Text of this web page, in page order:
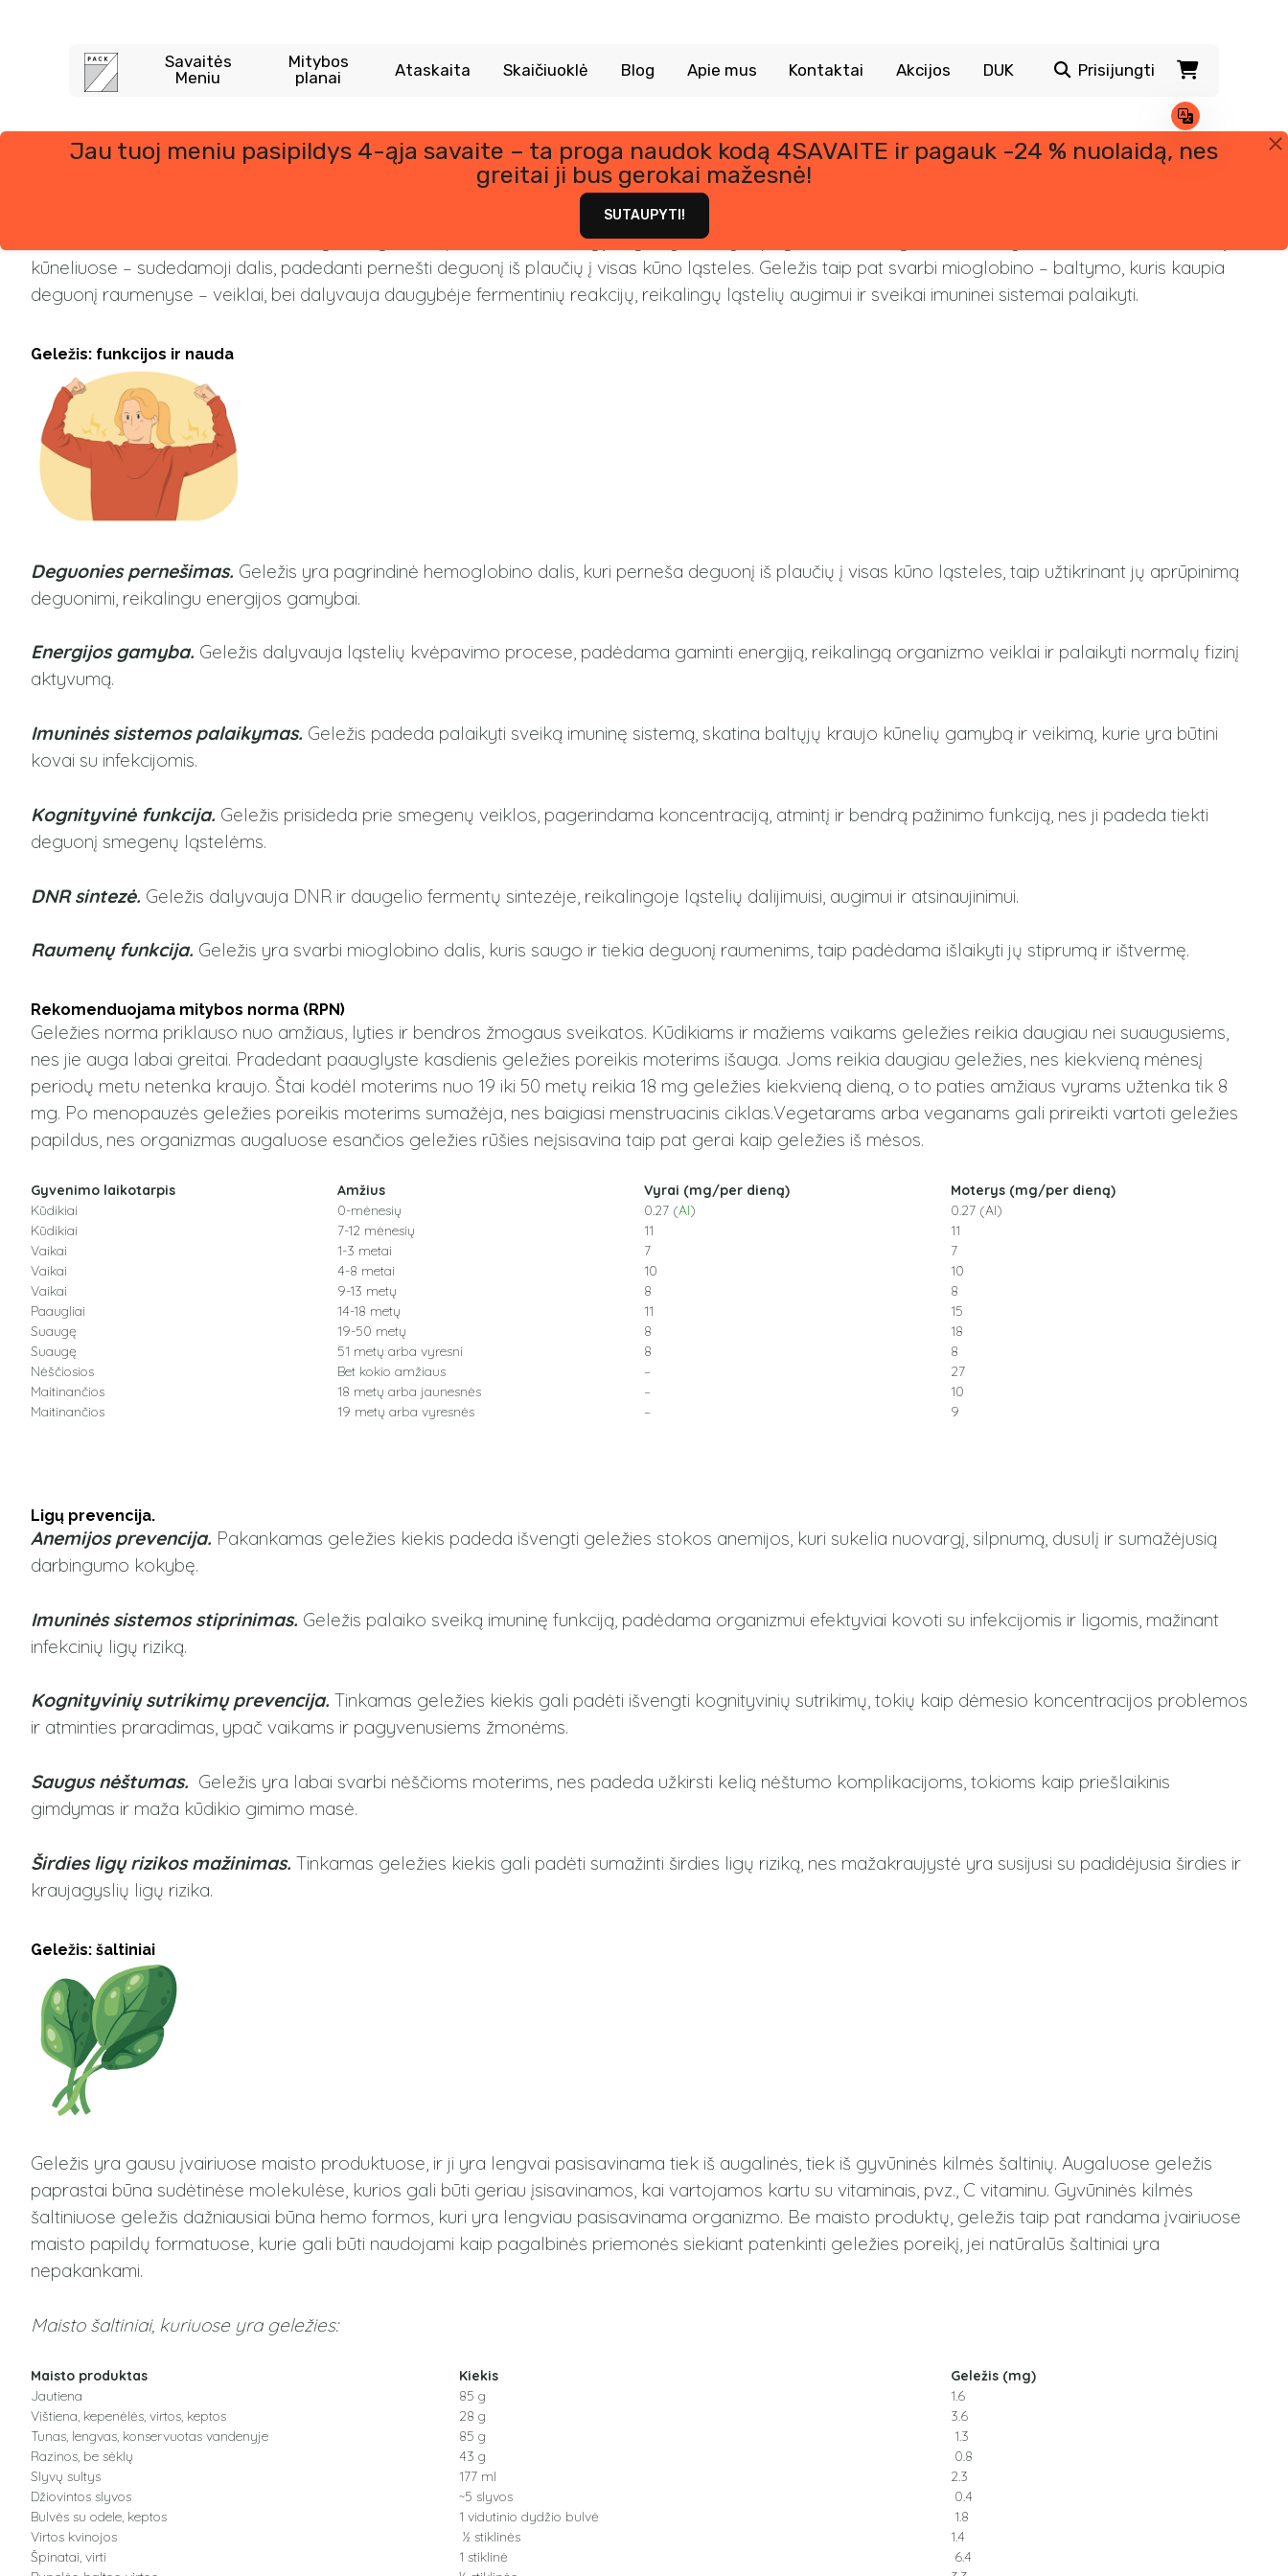
Savaitės
Meniu
Mitybos
planai
Ataskaita Skaičiuoklė Blog Apie mus Kontaktai Akcijos DUK Prisijungti
Jau tuoj meniu pasipildys 4-ąja savaite – ta proga naudok kodą 4SAVAITE ir pagauk -24 % nuolaidą, nes
greitai ji bus gerokai mažesnė!
SUTAUPYTI!
Geležis
esminis mineralas, reikalingas deguonies pernešimui ir energijos gamybai. Ji yra pagrindinė hemoglobino – baltymo raudonuosiuose kraujo
kūneliuose – sudedamoji dalis, padedanti pernešti deguonį iš plaučių į visas kūno ląsteles. Geležis taip pat svarbi mioglobino – baltymo, kuris kaupia
deguonį raumenyse – veiklai, bei dalyvauja daugybėje fermentinių reakcijų, reikalingų ląstelių augimui ir sveikai imuninei sistemai palaikyti.
Geležis: funkcijos ir nauda
Deguonies pernešimas. Geležis yra pagrindinė hemoglobino dalis, kuri perneša deguonį iš plaučių į visas kūno ląsteles, taip užtikrinant jų aprūpinimą
deguonimi, reikalingu energijos gamybai.
Energijos gamyba. Geležis dalyvauja ląstelių kvėpavimo procese, padėdama gaminti energiją, reikalingą organizmo veiklai ir palaikyti normalų fizinį
aktyvumą.
Imuninės sistemos palaikymas. Geležis padeda palaikyti sveiką imuninę sistemą, skatina baltųjų kraujo kūnelių gamybą ir veikimą, kurie yra būtini
kovai su infekcijomis.
Kognityvinė funkcija. Geležis prisideda prie smegenų veiklos, pagerindama koncentraciją, atmintį ir bendrą pažinimo funkciją, nes ji padeda tiekti
deguonį smegenų ląstelėms.
DNR sintezė. Geležis dalyvauja DNR ir daugelio fermentų sintezėje, reikalingoje ląstelių dalijimuisi, augimui ir atsinaujinimui.
Raumenų funkcija. Geležis yra svarbi mioglobino dalis, kuris saugo ir tiekia deguonį raumenims, taip padėdama išlaikyti jų stiprumą ir ištvermę.
Rekomenduojama mitybos norma (RPN)
Geležies norma priklauso nuo amžiaus, lyties ir bendros žmogaus sveikatos. Kūdikiams ir mažiems vaikams geležies reikia daugiau nei suaugusiems,
nes jie auga labai greitai. Pradedant paauglyste kasdienis geležies poreikis moterims išauga. Joms reikia daugiau geležies, nes kiekvieną mėnesį
periodų metu netenka kraujo. Štai kodėl moterims nuo 19 iki 50 metų reikia 18 mg geležies kiekvieną dieną, o to paties amžiaus vyrams užtenka tik 8
mg. Po menopauzės geležies poreikis moterims sumažėja, nes baigiasi menstruacinis ciklas.Vegetarams arba veganams gali prireikti vartoti geležies
papildus, nes organizmas augaluose esančios geležies rūšies neįsisavina taip pat gerai kaip geležies iš mėsos.
Gyvenimo laikotarpis Amžius Vyrai (mg/per dieną)
Moterys (mg/per dieną)
Kūdikiai
0-mėnesių 0.27 (AI)
0.27 (AI)
Kūdikiai
7-12 mėnesių 11
11
Vaikai
1-3 metai 7
7
Vaikai
4-8 metai 10
10
Vaikai
9-13 metų 8
8
Paaugliai
14-18 metų 11
15
Suaugę
19-50 metų 8
18
Suaugę
51 metų arba vyresni 8
8
Nėščiosios
Bet kokio amžiaus –
27
Maitinančios
18 metų arba jaunesnės –
10
Maitinančios
19 metų arba vyresnės – 9
Ligų prevencija.
Anemijos prevencija. Pakankamas geležies kiekis padeda išvengti geležies stokos anemijos, kuri sukelia nuovargį, silpnumą, dusulį ir sumažėjusią
darbingumo kokybę.
Imuninės sistemos stiprinimas. Geležis palaiko sveiką imuninę funkciją, padėdama organizmui efektyviai kovoti su infekcijomis ir ligomis, mažinant
infekcinių ligų riziką.
Kognityvinių sutrikimų prevencija. Tinkamas geležies kiekis gali padėti išvengti kognityvinių sutrikimų, tokių kaip dėmesio koncentracijos problemos
ir atminties praradimas, ypač vaikams ir pagyvenusiems žmonėms.
Saugus nėštumas. Geležis yra labai svarbi nėščioms moterims, nes padeda užkirsti kelią nėštumo komplikacijoms, tokioms kaip priešlaikinis
gimdymas ir maža kūdikio gimimo masė.
Širdies ligų rizikos mažinimas. Tinkamas geležies kiekis gali padėti sumažinti širdies ligų riziką, nes mažakraujystė yra susijusi su padidėjusia širdies ir
kraujagyslių ligų rizika.
Geležis: šaltiniai
Geležis yra gausu įvairiuose maisto produktuose, ir ji yra lengvai pasisavinama tiek iš augalinės, tiek iš gyvūninės kilmės šaltinių. Augaluose geležis
paprastai būna sudėtinėse molekulėse, kurios gali būti geriau įsisavinamos, kai vartojamos kartu su vitaminais, pvz., C vitaminu. Gyvūninės kilmės
šaltiniuose geležis dažniausiai būna hemo formos, kuri yra lengviau pasisavinama organizmo. Be maisto produktų, geležis taip pat randama įvairiuose
maisto papildų formatuose, kurie gali būti naudojami kaip pagalbinės priemonės siekiant patenkinti geležies poreikį, jei natūralūs šaltiniai yra
nepakankami.
Maisto šaltiniai, kuriuose yra geležies:
Maisto produktas Kiekis
Geležis (mg)
Jautiena
85 g
1.6
Vištiena, kepenėlės, virtos, keptos
28 g
3.6
Tunas, lengvas, konservuotas vandenyje
85 g
1.3
Razinos, be sėklų
43 g
0.8
Slyvų sultys
177 ml
2.3
Džiovintos slyvos
~5 slyvos
0.4
Bulvės su odele, keptos
1 vidutinio dydžio bulvė
1.8
Virtos kvinojos
½ stiklinės
1.4
Špinatai, virti
1 stiklinė
6.4